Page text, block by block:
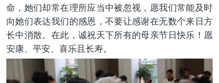
命，她们却常在理所应当中被忽视，愿我们常能及时
向她们表达我们的感恩，不要让感谢在无数个来日方
长中消散。在此，诚祝天下所有的母亲节日快乐！愿
安康、平安、喜乐且长寿。